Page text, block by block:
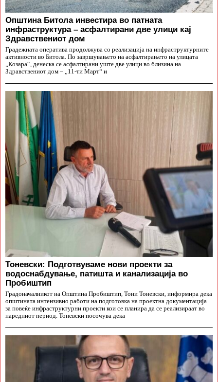
Општина Битола инвестира во патната
инфраструктура – асфалтирани две улици кај
Здравствениот дом
Градежната оператива продолжува со реализација на инфраструктурните
активности во Битола. По завршувањето на асфалтирањето на улицата
„Козара“, денеска се асфалтирани уште две улици во близина на
Здравствениот дом – „11-ти Март“ и
Тоневски: Подготвуваме нови проекти за
водоснабдување, патишта и канализација во
Пробиштип
Градоначалникот на Општина Пробиштип, Тони Тоневски, информира дека
општината интензивно работи на подготовка на проектна документација
за повеќе инфраструктурни проекти кои се планира да се реализираат во
наредниот период. Тоневски посочува дека